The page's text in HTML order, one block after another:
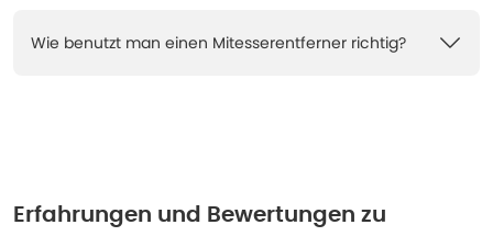
Wie benutzt man einen Mitesserentferner richtig?
Erfahrungen und Bewertungen zu